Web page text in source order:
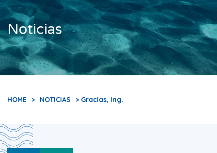
Noticias
HOME > NOTICIAS > Gracias, Ing.